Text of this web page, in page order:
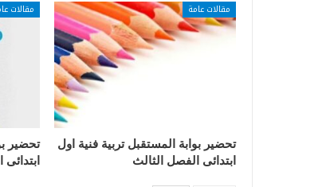
مقالات عامة
تحضير بوابة المستقبل تربية فنية اول
ابتدائى الفصل الثالث
مقالات
تحضير